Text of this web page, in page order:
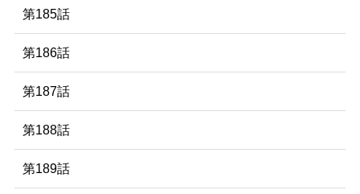
第185話
第186話
第187話
第188話
第189話